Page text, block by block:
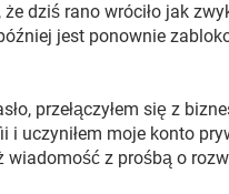
że dziś rano wróciło jak
jest ponownie
przełączyłem się z
i uczyniłem moje konto
wiadomość z prośbą o